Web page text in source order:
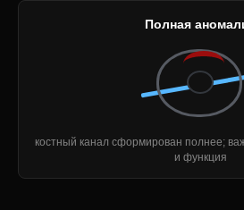
Полная
костный канал сформирован полнее;
и функция